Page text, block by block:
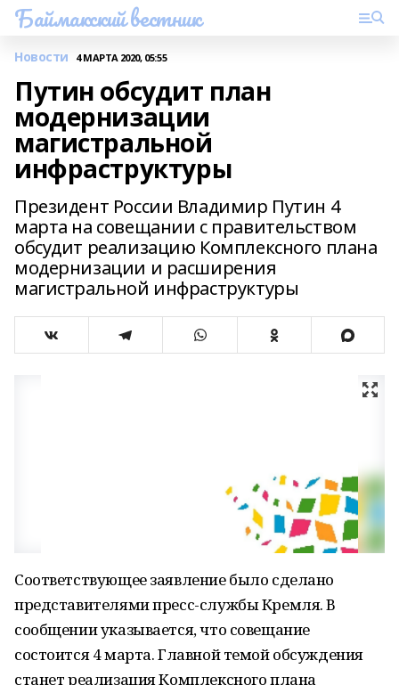
Баймакский вестник
Новости 4 МАРТА 2020, 05:55
Путин обсудит план
модернизации
магистральной
инфраструктуры
Президент России Владимир Путин 4
марта на совещании с правительством
обсудит реализацию Комплексного плана
модернизации и расширения
магистральной инфраструктуры
Соответствующее заявление было сделано
представителями пресс-службы Кремля. В
сообщении указывается, что совещание
состоится 4 марта. Главной темой обсуждения
станет реализация Комплексного плана